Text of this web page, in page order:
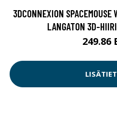
3DCONNEXION
LANGATON 3D-
249.86